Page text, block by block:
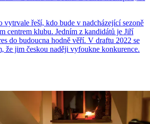
vytrvale řeší, kdo bude v nadcházející sezoně
centrem klubu. Jedním z kandidátů je Jiří
do budoucna hodně věří. V draftu 2022 se
že jim českou naději vyfoukne konkurence.